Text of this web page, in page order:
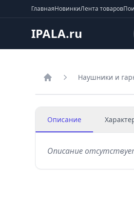
ГлавнаяНовинкиЛента товаров
IPALA.ru
Наушники и
Описание
Описание